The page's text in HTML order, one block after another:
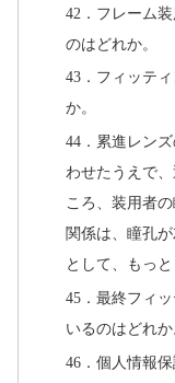
42．フレーム
のはどれか。
43．フィッテ
か。
44．累進レン
わせたうえで
ころ、装用者
関係は、瞳孔
として、もっ
45．最終フィ
いるのはどれか
46．個人情報